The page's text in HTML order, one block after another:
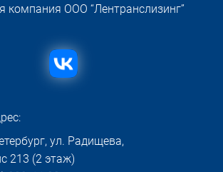
компания ООО “Лентранслизинг”
ул. Радищева,
213 (2 этаж)